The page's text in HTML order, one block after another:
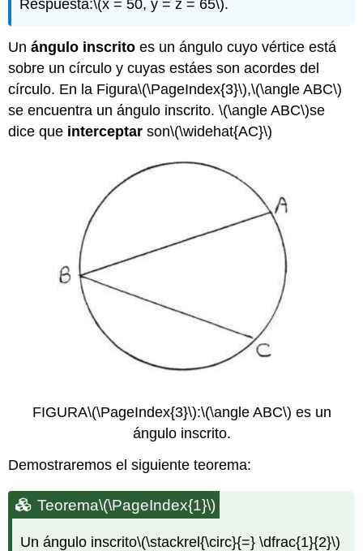
Respuesta:\(x = 50, y = z = 65\).
Unángulo inscrito es un ángulo cuyo vértice está
sobre un círculo y cuyas estáes son acordes del
círculo. En la Figura\(\PageIndex{3}\),\(\angle ABC\)
se encuentra un ángulo inscrito.\(\angle ABC\)se
dice que interceptar son\(\widehat{AC}\)
FIGURA\(\PageIndex{3}\):\(\angle ABC\) es un
ángulo inscrito.
Demostraremos el siguiente teorema:
Teorema\(\PageIndex{1}\)
Un ángulo inscrito\(\stackrel{\circ}{=} \dfrac{1}{2}\)